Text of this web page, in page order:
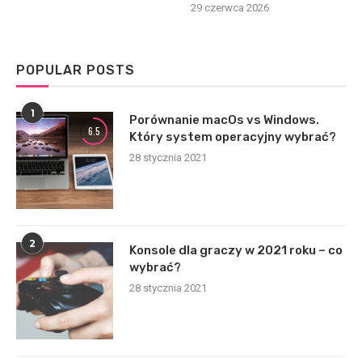
29 czerwca 2026
POPULAR POSTS
1
6.5
Porównanie macOs vs Windows.
Który system operacyjny wybrać?
28 stycznia 2021
2
Konsole dla graczy w 2021 roku – co
wybrać?
28 stycznia 2021